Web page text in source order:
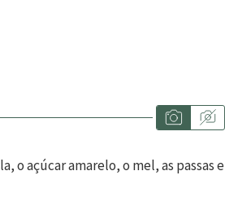
o açúcar amarelo, o mel, as passas e